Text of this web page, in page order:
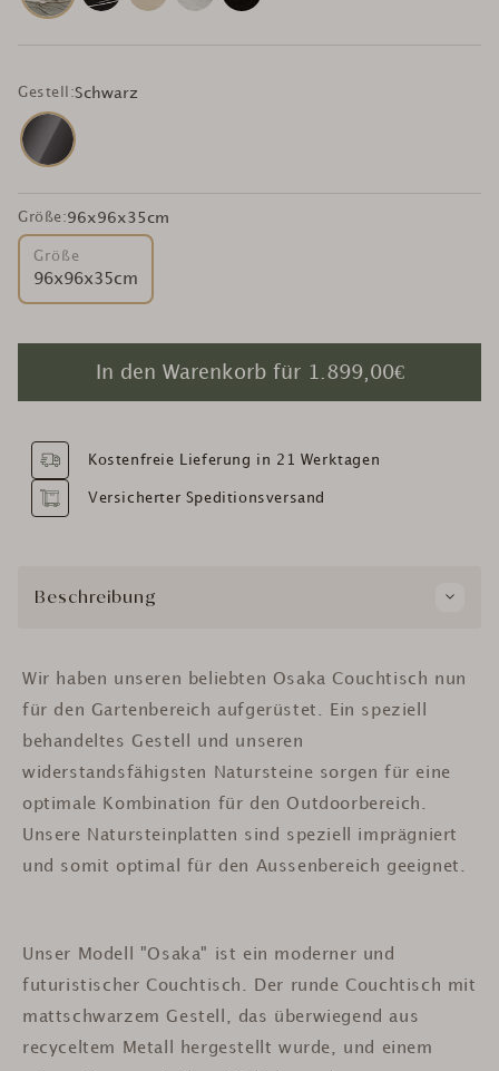
Gestell:Schwarz
Größe:96x96x35cm
Größe
96x96x35cm
In den Warenkorb für 1.899,00€
Kostenfreie Lieferung in 21 Werktagen
Versicherter Speditionsversand
Beschreibung
Wir haben unseren beliebten Osaka Couchtisch nun
für den Gartenbereich aufgerüstet. Ein speziell
behandeltes Gestell und unseren
widerstandsfähigsten Natursteine sorgen für eine
optimale Kombination für den Outdoorbereich.
Unsere Natursteinplatten sind speziell imprägniert
und somit optimal für den Aussenbereich geeignet.
Unser Modell "Osaka" ist ein moderner und
futuristischer Couchtisch. Der runde Couchtisch mit
mattschwarzem Gestell, das überwiegend aus
recyceltem Metall hergestellt wurde, und einem